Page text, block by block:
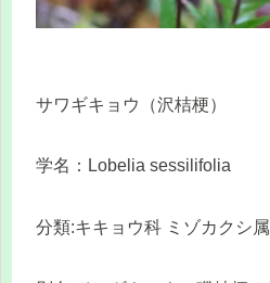
サワギキョウ（沢桔梗）
学名：Lobelia sessilifolia
分類:キキョウ科 ミゾカクシ属